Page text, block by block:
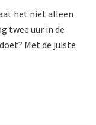
het niet alleen
twee uur in de
Met de juiste